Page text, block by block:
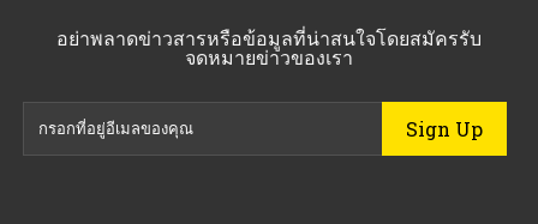
อย่าพลาดข่าวสารหรือข้อมูลที่น่าสนใจโดยสมัครรับ
จดหมายข่าวของเรา